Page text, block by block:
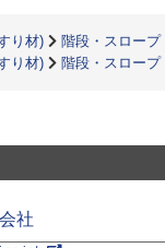
り材)
階段・スロー
り材) 階段・スロー
社